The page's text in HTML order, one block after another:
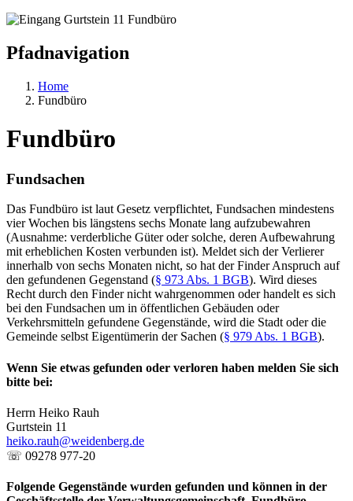
Pfadnavigation
Home
Fundbüro
Fundbüro
Fundsachen
Das Fundbüro ist laut Gesetz verpflichtet, Fundsachen mindestens
vier Wochen bis längstens sechs Monate lang aufzubewahren
(Ausnahme: verderbliche Güter oder solche, deren Aufbewahrung
mit erheblichen Kosten verbunden ist). Meldet sich der Verlierer
innerhalb von sechs Monaten nicht, so hat der Finder Anspruch auf
den gefundenen Gegenstand (§ 973 Abs. 1 BGB). Wird dieses
Recht durch den Finder nicht wahrgenommen oder handelt es sich
bei den Fundsachen um in öffentlichen Gebäuden oder
Verkehrsmitteln gefundene Gegenstände, wird die Stadt oder die
Gemeinde selbst Eigentümerin der Sachen (§ 979 Abs. 1 BGB).
Wenn Sie etwas gefunden oder verloren haben melden Sie sich
bitte bei:
Herrn Heiko Rauh
Gurtstein 11
heiko.rauh@weidenberg.de
☏ 09278 977-20
Folgende Gegenstände wurden gefunden und können in der